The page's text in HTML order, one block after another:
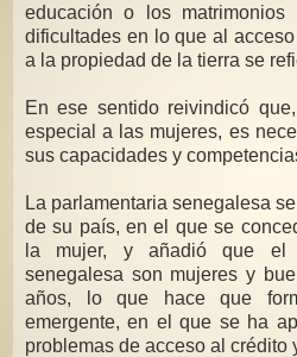
educación o los
dificultades en lo que al
a la propiedad de la tierra se
En ese sentido reivindicó
especial a las mujeres, es
sus capacidades y
La parlamentaria senegalesa
de su país, en el que se
la mujer, y añadió que el
senegalesa son mujeres y
años, lo que hace que
emergente, en el que se ha
problemas de acceso al crédito